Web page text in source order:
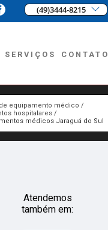
(49)3444-8215
SERVIÇOS CONTATO
equipamento médico
hospitalares
médicos Jaraguá do Sul
Atendemos
também em: